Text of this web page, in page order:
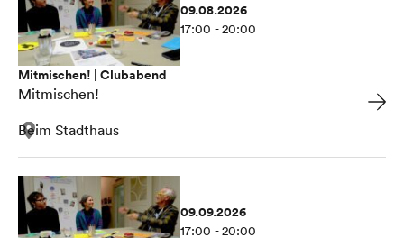
09.08.2026
17:00 - 20:00
Mitmischen! | Clubabend
Mitmischen!
Beim Stadthaus
09.09.2026
17:00 - 20:00